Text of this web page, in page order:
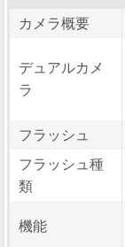
カメラ概要
デュアルカメ
ラ
フラッシュ
フラッシュ種
類
機能